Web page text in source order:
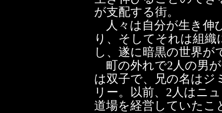
が支配する街。
人々は自分が生き伸
り、そしてそれは組
し、遂に暗黒の世界が
町の外れで2人の男
は双子で、兄の名はジ
リー。以前、2人はニ
道場を経営していたこ